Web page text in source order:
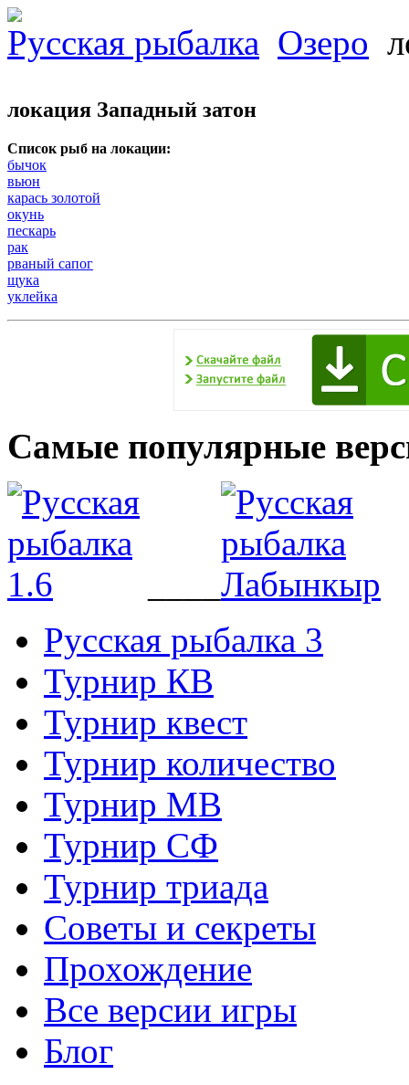
Русская рыбалка Озеро
локация Западный затон
Список рыб на локации:
бычок
вьюн
карась золотой
окунь
пескарь
рак
рваный сапог
щука
уклейка
Самые популярные
Русская рыбалка 3
Турнир КВ
Турнир квест
Турнир количество
Турнир МВ
Турнир СФ
Турнир триада
Советы и секреты
Прохождение
Все версии игры
Блог